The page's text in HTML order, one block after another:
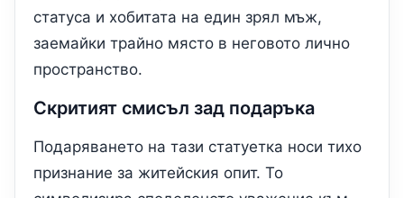
статуса и хобитата на един зрял мъж,
заемайки трайно място в неговото лично
пространство.
Скритият смисъл зад подаръка
Подаряването на тази статуетка носи тихо
признание за житейския опит. То